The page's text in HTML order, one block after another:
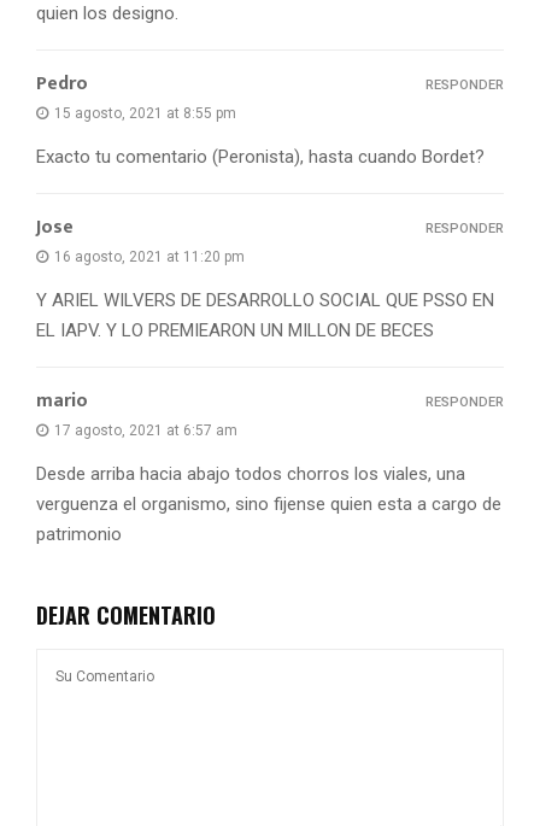
quien los designo.
Pedro
15 agosto, 2021 at 8:55 pm
Exacto tu comentario (Peronista), hasta cuando Bordet?
RESPONDER
Jose
16 agosto, 2021 at 11:20 pm
Y ARIEL WILVERS DE DESARROLLO SOCIAL QUE PSSO EN
EL IAPV. Y LO PREMIEARON UN MILLON DE BECES
RESPONDER
mario
17 agosto, 2021 at 6:57 am
Desde arriba hacia abajo todos chorros los viales, una
verguenza el organismo, sino fijense quien esta a cargo de
patrimonio
RESPONDER
DEJAR COMENTARIO